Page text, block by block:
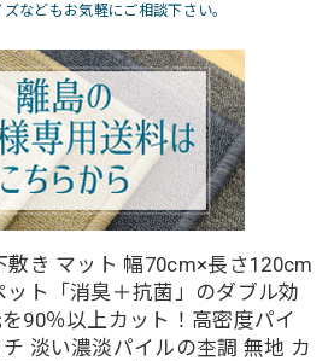
などもお気軽にご相談下さい。
き マット 幅70cm×長さ120cm
ット「消臭＋抗菌」のダブル効
90％以上カット！高密度パイ
淡い濃淡パイルの杢調 無地 カ